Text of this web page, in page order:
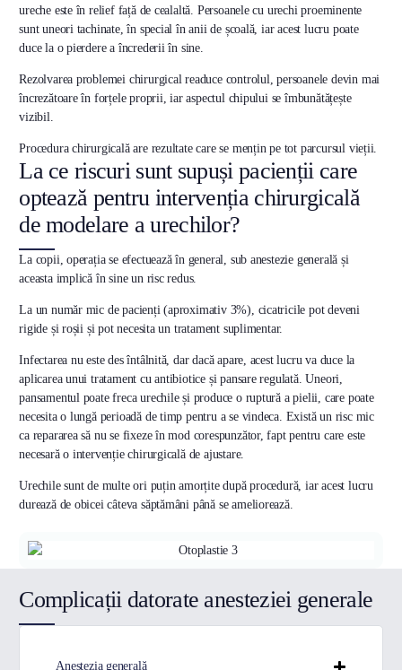
ureche este în relief față de cealaltă. Persoanele cu urechi proeminente
sunt uneori tachinate, în special în anii de școală, iar acest lucru poate
duce la o pierdere a încrederii în sine.
Rezolvarea problemei chirurgical readuce controlul, persoanele devin mai
încrezătoare în forțele proprii, iar aspectul chipului se îmbunătățește
vizibil.
Procedura chirurgicală are rezultate care se mențin pe tot parcursul vieții.
La ce riscuri sunt supuși pacienții care
optează pentru intervenția chirurgicală
de modelare a urechilor?
La copii, operația se efectuează în general, sub anestezie generală și
aceasta implică în sine un risc redus.
La un număr mic de pacienți (aproximativ 3%), cicatricile pot deveni
rigide și roșii și pot necesita un tratament suplimentar.
Infectarea nu este des întâlnită, dar dacă apare, acest lucru va duce la
aplicarea unui tratament cu antibiotice și pansare regulată. Uneori,
pansamentul poate freca urechile și produce o ruptură a pielii, care poate
necesita o lungă perioadă de timp pentru a se vindeca. Există un risc mic
ca repararea să nu se fixeze în mod corespunzător, fapt pentru care este
necesară o intervenție chirurgicală de ajustare.
Urechile sunt de multe ori puțin amorțite după procedură, iar acest lucru
durează de obicei câteva săptămâni până se ameliorează.
Complicații datorate anesteziei generale
Anestezia generală